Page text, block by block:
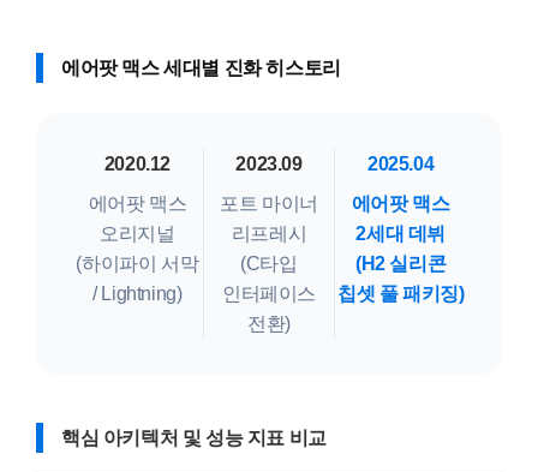
에어팟 맥스 세대별 진화 히스토리
2020.12
에어팟 맥스
오리지널
(하이파이 서막
/ Lightning)
2023.09
포트 마이너
리프레시
(C타입
인터페이스
전환)
2025.04
에어팟 맥스
2세대 데뷔
(H2 실리콘
칩셋 풀 패키징)
핵심 아키텍처 및 성능 지표 비교